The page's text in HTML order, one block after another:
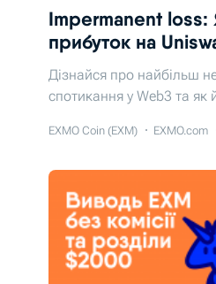
Impermanent loss:
прибуток на
Дізнайся про найбільш
спотикання у Web3 та як
EXMO Coin (EXM) EXMO.com